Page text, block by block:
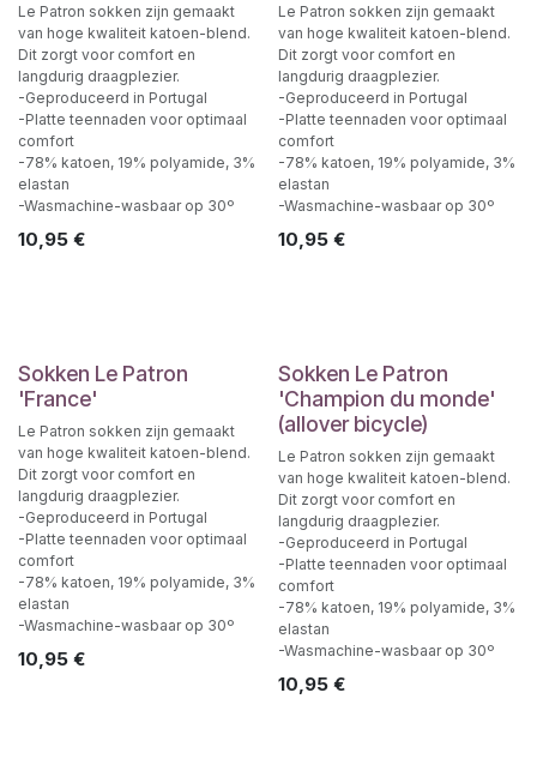
Le Patron sokken zijn gemaakt
van hoge kwaliteit katoen-blend.
Dit zorgt voor comfort en
langdurig draagplezier.
-Geproduceerd in Portugal
-Platte teennaden voor optimaal
comfort
-78% katoen, 19% polyamide, 3%
elastan
-Wasmachine-wasbaar op 30º
10,95 €
Le Patron sokken zijn gemaakt
van hoge kwaliteit katoen-blend.
Dit zorgt voor comfort en
langdurig draagplezier.
-Geproduceerd in Portugal
-Platte teennaden voor optimaal
comfort
-78% katoen, 19% polyamide, 3%
elastan
-Wasmachine-wasbaar op 30º
10,95€
Sokken Le Patron
'France'
Le Patron sokken zijn gemaakt
van hoge kwaliteit katoen-blend.
Dit zorgt voor comfort en
langdurig draagplezier.
-Geproduceerd in Portugal
-Platte teennaden voor optimaal
comfort
-78% katoen, 19% polyamide, 3%
elastan
-Wasmachine-wasbaar op 30º
10,95 €
Sokken Le Patron
'Champion du monde'
(allover bicycle)
Le Patron sokken zijn gemaakt
van hoge kwaliteit katoen-blend.
Dit zorgt voor comfort en
langdurig draagplezier.
-Geproduceerd in Portugal
-Platte teennaden voor optimaal
comfort
-78% katoen, 19% polyamide, 3%
elastan
-Wasmachine-wasbaar op 30º
10,95€